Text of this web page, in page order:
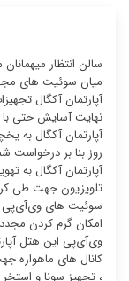
سالن انتظار
میان سوئیت ‌های
آپارتمان آکگال
نهایت آسایش حتی
آپارتمان آکگال به
روز بنا بر درخواست
آپارتمان آکگال به
تلویزیون جهت طی
سوئیت ‌های وی‌آی‌پی
امکان گرم کردن
وی‌آی‌پی این هتل
کانال های ماهواره
، تجهیز سونا و